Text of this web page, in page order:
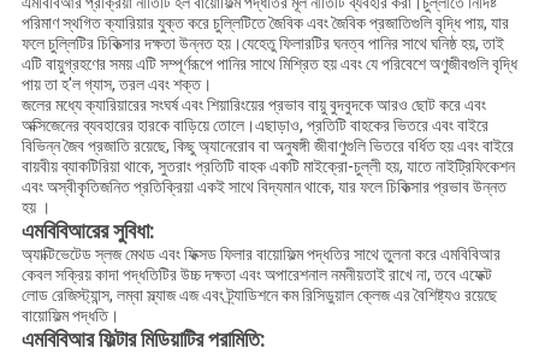
পরিমাণ স্থগিত ক্যারিয়ার যুক্ত করে চুল্লিটিতে জৈবিক এবং জৈবিক প্রজাতিগুলি বৃদ্ধি পায়, যার
ফলে চুল্লিটির চিকিত্সার দক্ষতা উন্নত হয়।যেহেতু ফিলারটির ঘনত্ব পানির সাথে ঘনিষ্ঠ হয়, তাই
এটি বায়ুগ্রহণের সময় এটি সম্পূর্ণরূপে পানির সাথে মিশ্রিত হয় এবং যে পরিবেশে অণুজীবগুলি বৃদ্ধি
পায় তা হ'ল গ্যাস, তরল এবং শক্ত।
জলের মধ্যে ক্যারিয়ারের সংঘর্ষ এবং শিয়ারিংয়ের প্রভাব বায়ু বুদবুদকে আরও ছোট করে এবং
অক্সিজেনের ব্যবহারের হারকে বাড়িয়ে তোলে।এছাড়াও, প্রতিটি বাহকের ভিতরে এবং বাইরে
বিভিন্ন জৈব প্রজাতি রয়েছে, কিছু অ্যানেরোব বা অনুষঙ্গী জীবাণুগুলি ভিতরে বর্ধিত হয় এবং বাইরে
বায়বীয় ব্যাকটিরিয়া থাকে, সুতরাং প্রতিটি বাহক একটি মাইক্রো-চুল্লী হয়, যাতে নাইট্রিফিকেশন
এবং অস্বীকৃতিজনিত প্রতিক্রিয়া একই সাথে বিদ্যমান থাকে, যার ফলে চিকিত্সার প্রভাব উন্নত
হয় ।
এমবিবিআরের সুবিধা:
অ্যাক্টিভেটেড স্লজ মেথড এবং ফিক্সড ফিলার বায়োফিল্ম পদ্ধতির সাথে তুলনা করে এমবিবিআর
কেবল সক্রিয় কাদা পদ্ধতিটির উচ্চ দক্ষতা এবং অপারেশনাল নমনীয়তাই রাখে না, তবে এফেক্ট
লোড রেজিস্ট্যান্স, লম্বা স্ল্যাজ এজ এবং ট্র্যাডিশনে কম রিসিডুয়াল ক্লেজ এর বৈশিষ্ট্যও রয়েছে
বায়োফিল্ম পদ্ধতি।
এমবিবিআর ফিল্টার মিডিয়াটির পরামিতি: